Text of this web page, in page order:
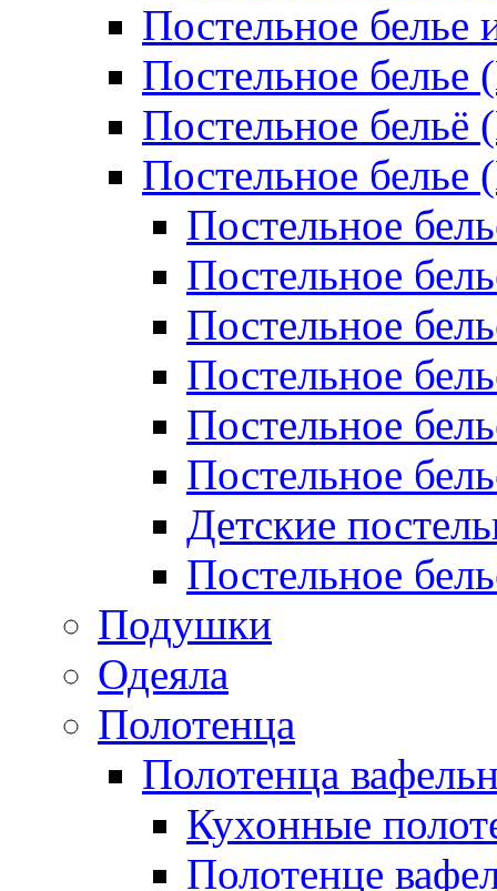
Постельное белье
Постельное
Постельное
Постельное
Постельное
Постельное
Постельное
Постельное
Постельное
Постельное
Детские
Постельное
Подушки
Одеяла
Полотенца
Полотенца
Кухонные
Полотенце